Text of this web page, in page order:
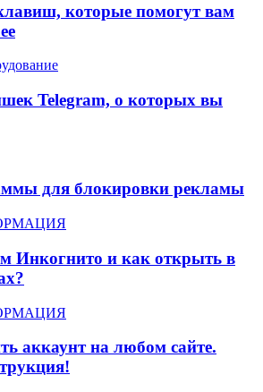
которые помогут вам
Telegram, о которых вы
для блокировки рекламы
Инкогнито и как открыть в
аккаунт на любом сайте.